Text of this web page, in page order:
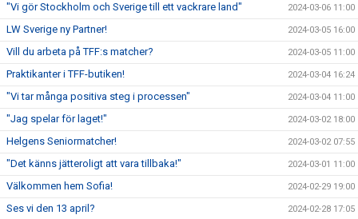
"Vi gör Stockholm och Sverige till ett vackrare land" 2024-03-06 11:00
LW Sverige ny Partner! 2024-03-05 16:00
Vill du arbeta på TFF:s matcher? 2024-03-05 11:00
Praktikanter i TFF-butiken! 2024-03-04 16:24
"Vi tar många positiva steg i processen" 2024-03-04 11:00
"Jag spelar för laget!" 2024-03-02 18:00
Helgens Seniormatcher! 2024-03-02 07:55
"Det känns jätteroligt att vara tillbaka!" 2024-03-01 11:00
Välkommen hem Sofia! 2024-02-29 19:00
Ses vi den 13 april? 2024-02-28 17:05